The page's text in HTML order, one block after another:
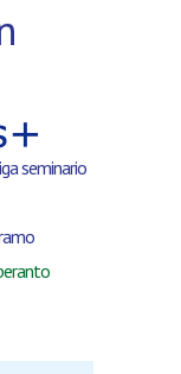
seminario